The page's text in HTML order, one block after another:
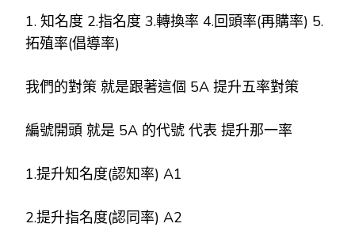
1. 知名度 2.指名度 3.轉換率 4.回頭率(再購率) 5.
拓殖率(倡導率)
我們的對策 就是跟著這個 5A 提升五率對策
編號開頭 就是 5A 的代號 代表 提升那一率
1.提升知名度(認知率) A1
2.提升指名度(認同率) A2